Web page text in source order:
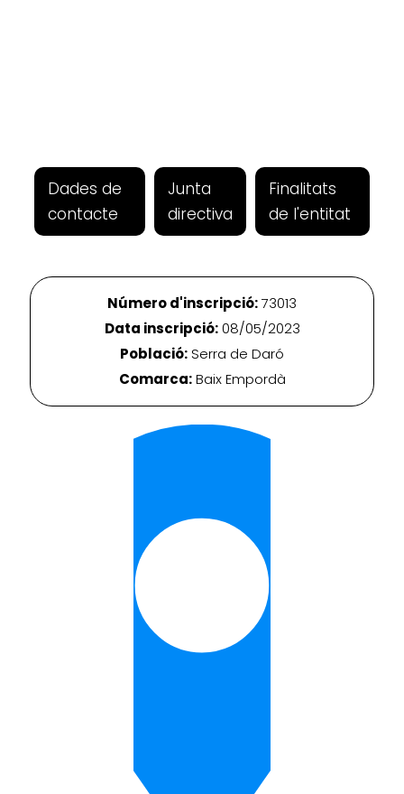
Dades de
contacte
Junta
directiva
Finalitats
de l'entitat
Número d'inscripció:73013
Data inscripció:08/05/2023
Població:Serra de Daró
Comarca:Baix Empordà